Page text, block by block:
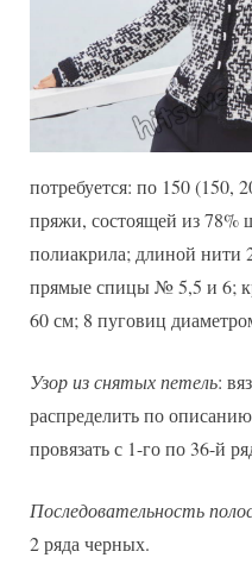
потребуется: по 150 (150,
пряжи, состоящей из 78%
полиакрила; длиной нити
прямые спицы № 5,5 и 6;
60 см; 8 пуговиц
Узор из снятых петель:
распределить по
провязать с 1-го по 36-й
Последовательность
2 ряда черных.